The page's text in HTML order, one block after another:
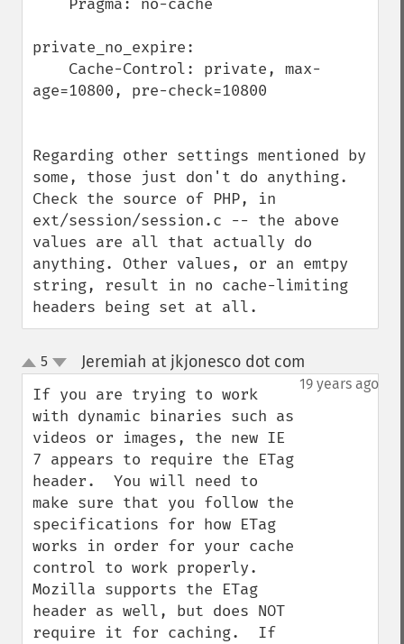
private_no_expire:
age=10800, pre-check=10800
Regarding other settings mentioned by
some, those just don't do anything.
Check the source of PHP, in
ext/session/session.c -- the above
values are all that actually do
anything. Other values, or an emtpy
string, result in no cache-limiting
headers being set at all.
up
down
5 Jeremiah at jkjonesco dot com
19 years ago
If you are trying to work
with dynamic binaries such as
videos or images, the new IE
7 appears to require the ETag
header.  You will need to
make sure that you follow the
specifications for how ETag
works in order for your cache
control to work properly.
Mozilla supports the ETag
header as well, but does NOT
require it for caching.  If